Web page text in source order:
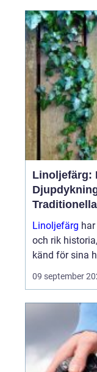
fotokonsten.
gäller livets
ögonblick,
eller födel...
Linoljefärg:
Traditionella
Linoljefärg
och rik
känd för sina
och
egenskaper.
09 september